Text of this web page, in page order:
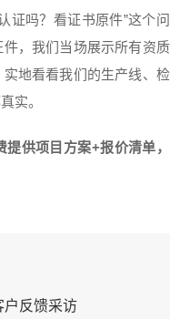
证吗？看证书原件”这个问
，我们当场展示所有资质
地看看我们的生产线、检
实。
供项目方案+报价清单，
户反馈采访